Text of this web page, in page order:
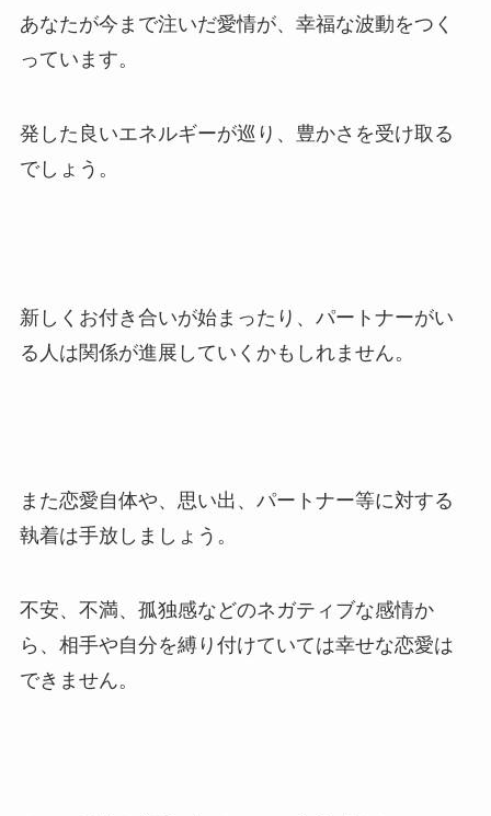
あなたが今まで注いだ愛情が、幸福な波動をつく
っています。
発した良いエネルギーが巡り、豊かさを受け取る
でしょう。
新しくお付き合いが始まったり、パートナーがい
る人は関係が進展していくかもしれません。
また恋愛自体や、思い出、パートナー等に対する
執着は手放しましょう。
不安、不満、孤独感などのネガティブな感情か
ら、相手や自分を縛り付けていては幸せな恋愛は
できません。